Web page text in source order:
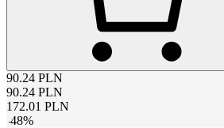
90.24 PLN
90.24 PLN
172.01 PLN
-48%